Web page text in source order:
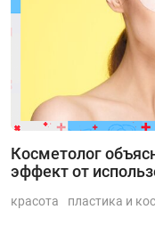
Косметолог
эффект от
красота пластика и